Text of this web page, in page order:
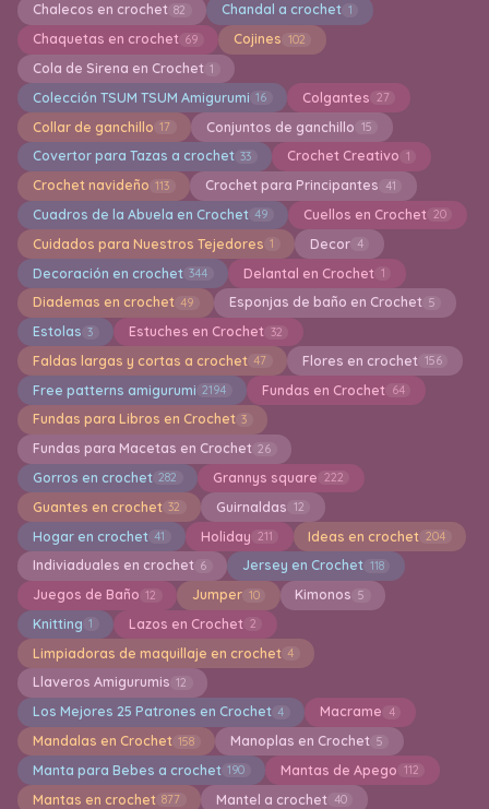
Chalecos en crochet 82 Chandal a crochet 1
Chaquetas en crochet 69 Cojines 102
Cola de Sirena en Crochet 1
Colección TSUM TSUM Amigurumi 16 Colgantes 27
Collar de ganchillo 17 Conjuntos de ganchillo 15
Covertor para Tazas a crochet 33 Crochet Creativo 1
Crochet navideño 113 Crochet para Principantes 41
Cuadros de la Abuela en Crochet 49 Cuellos en Crochet 20
Cuidados para Nuestros Tejedores 1 Decor 4
Decoración en crochet 344 Delantal en Crochet 1
Diademas en crochet 49 Esponjas de baño en Crochet 5
Estolas 3 Estuches en Crochet 32
Faldas largas y cortas a crochet 47 Flores en crochet 156
Free patterns amigurumi 2194 Fundas en Crochet 64
Fundas para Libros en Crochet 3
Fundas para Macetas en Crochet 26
Gorros en crochet 282 Grannys square 222
Guantes en crochet 32 Guirnaldas 12
Hogar en crochet 41 Holiday 211 Ideas en crochet 204
Indiviaduales en crochet 6 Jersey en Crochet 118
Juegos de Baño 12 Jumper 10 Kimonos 5
Knitting 1 Lazos en Crochet 2
Limpiadoras de maquillaje en crochet 4
Llaveros Amigurumis 12
Los Mejores 25 Patrones en Crochet 4 Macrame 4
Mandalas en Crochet 158 Manoplas en Crochet 5
Manta para Bebes a crochet 190 Mantas de Apego 112
Mantas en crochet 877 Mantel a crochet 40